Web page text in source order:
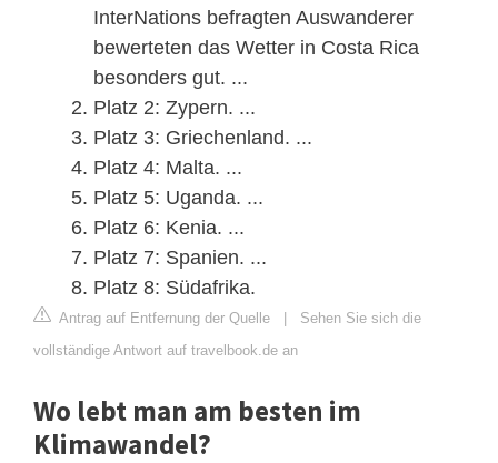
InterNations befragten Auswanderer
bewerteten das Wetter in Costa Rica
besonders gut. ...
Platz 2: Zypern. ...
Platz 3: Griechenland. ...
Platz 4: Malta. ...
Platz 5: Uganda. ...
Platz 6: Kenia. ...
Platz 7: Spanien. ...
Platz 8: Südafrika.
Antrag auf Entfernung der Quelle | Sehen Sie sich die
vollständige Antwort auf travelbook.de an
Wo lebt man am besten im
Klimawandel?